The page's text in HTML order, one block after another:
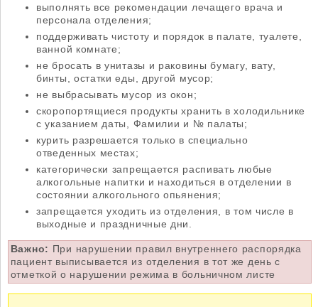
выполнять все рекомендации лечащего врача и
персонала отделения;
поддерживать чистоту и порядок в палате, туалете,
ванной комнате;
не бросать в унитазы и раковины бумагу, вату,
бинты, остатки еды, другой мусор;
не выбрасывать мусор из окон;
скоропортящиеся продукты хранить в холодильнике
с указанием даты, Фамилии и № палаты;
курить разрешается только в специально
отведенных местах;
категорически запрещается распивать любые
алкогольные напитки и находиться в отделении в
состоянии алкогольного опьянения;
запрещается уходить из отделения, в том числе в
выходные и праздничные дни.
Важно: При нарушении правил внутреннего распорядка
пациент выписывается из отделения в тот же день с
отметкой о нарушении режима в больничном листе